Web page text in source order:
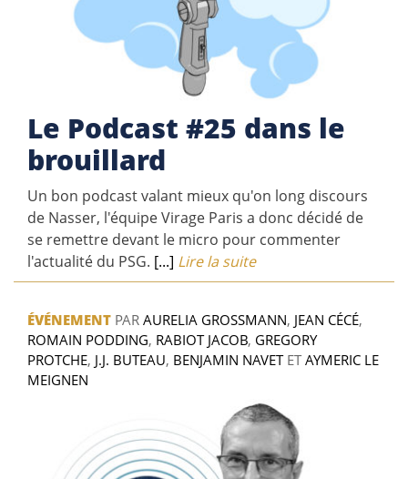
Le Podcast #25 dans le
brouillard
Un bon podcast valant mieux qu'on long discours
de Nasser, l'équipe Virage Paris a donc décidé de
se remettre devant le micro pour commenter
l'actualité du PSG. [...] Lire la suite
ÉVÉNEMENT PAR AURELIA GROSSMANN, JEAN CÉCÉ,
ROMAIN PODDING, RABIOT JACOB, GREGORY
PROTCHE, J.J. BUTEAU, BENJAMIN NAVETETAYMERIC LE
MEIGNEN